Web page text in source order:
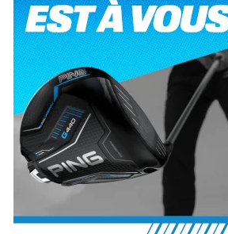
Evian Resort Golf Club : Saison 2 du
Programme Performance
LPGA Tour 2026 : une saison record pour le
golf féminin
Ladies European Tour 2026 : une saison
historique sur cinq continents
Debout en Bouts prolonge la Fashion Week à
Roland-Garros